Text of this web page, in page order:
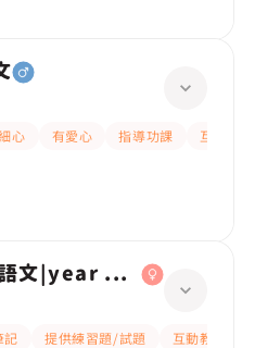
心 有愛心 指導功課
互動教學
文|year 6,英國語文
記 提供練習題/試題 互動教學